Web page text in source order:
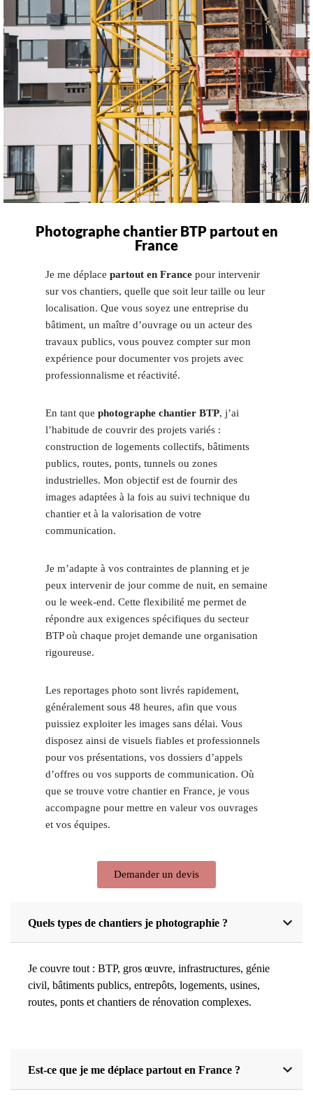
Photographe chantier BTP partout en
France
Je me déplace partout en France pour intervenir
sur vos chantiers, quelle que soit leur taille ou leur
localisation. Que vous soyez une entreprise du
bâtiment, un maître d’ouvrage ou un acteur des
travaux publics, vous pouvez compter sur mon
expérience pour documenter vos projets avec
professionnalisme et réactivité.
En tant que photographe chantier BTP, j’ai
l’habitude de couvrir des projets variés :
construction de logements collectifs, bâtiments
publics, routes, ponts, tunnels ou zones
industrielles. Mon objectif est de fournir des
images adaptées à la fois au suivi technique du
chantier et à la valorisation de votre
communication.
Je m’adapte à vos contraintes de planning et je
peux intervenir de jour comme de nuit, en semaine
ou le week-end. Cette flexibilité me permet de
répondre aux exigences spécifiques du secteur
BTP où chaque projet demande une organisation
rigoureuse.
Les reportages photo sont livrés rapidement,
généralement sous 48 heures, afin que vous
puissiez exploiter les images sans délai. Vous
disposez ainsi de visuels fiables et professionnels
pour vos présentations, vos dossiers d’appels
d’offres ou vos supports de communication. Où
que se trouve votre chantier en France, je vous
accompagne pour mettre en valeur vos ouvrages
et vos équipes.
Demander un devis
Quels types de chantiers je photographie ?
Je couvre tout : BTP, gros œuvre, infrastructures, génie
civil, bâtiments publics, entrepôts, logements, usines,
routes, ponts et chantiers de rénovation complexes.
Est-ce que je me déplace partout en France ?